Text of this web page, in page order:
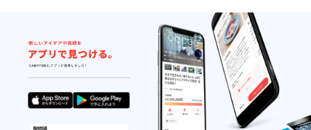
レス (縁
/
TAKAFI
N / the
session
)
https://
youtu.b
e/m5u7
nOoy4F